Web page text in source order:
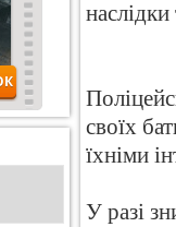
своїх
їхніми
У разі